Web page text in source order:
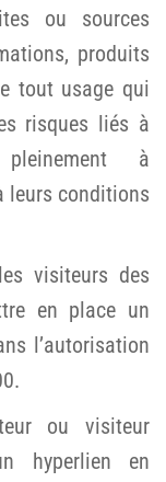
ou sources
produits
tout usage qui
risques liés à
à
leurs conditions
visiteurs des
en place un
l’autorisation
ou visiteur
hyperlien en